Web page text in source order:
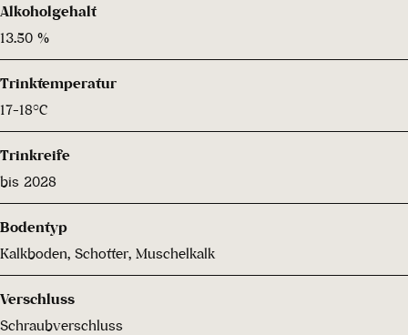
Alkoholgehalt
13.50 %
Trinktemperatur
17-18°C
Trinkreife
bis 2028
Bodentyp
Kalkboden, Schotter, Muschelkalk
Verschluss
Schraubverschluss